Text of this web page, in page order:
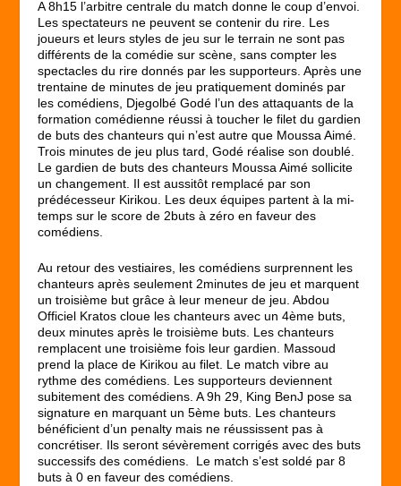
A 8h15 l’arbitre centrale du match donne le coup d’envoi.
Les spectateurs ne peuvent se contenir du rire. Les
joueurs et leurs styles de jeu sur le terrain ne sont pas
différents de la comédie sur scène, sans compter les
spectacles du rire donnés par les supporteurs. Après une
trentaine de minutes de jeu pratiquement dominés par
les comédiens, Djegolbé Godé l’un des attaquants de la
formation comédienne réussi à toucher le filet du gardien
de buts des chanteurs qui n’est autre que Moussa Aimé.
Trois minutes de jeu plus tard, Godé réalise son doublé.
Le gardien de buts des chanteurs Moussa Aimé sollicite
un changement. Il est aussitôt remplacé par son
prédécesseur Kirikou. Les deux équipes partent à la mi-
temps sur le score de 2buts à zéro en faveur des
comédiens.
Au retour des vestiaires, les comédiens surprennent les
chanteurs après seulement 2minutes de jeu et marquent
un troisième but grâce à leur meneur de jeu. Abdou
Officiel Kratos cloue les chanteurs avec un 4ème buts,
deux minutes après le troisième buts. Les chanteurs
remplacent une troisième fois leur gardien. Massoud
prend la place de Kirikou au filet. Le match vibre au
rythme des comédiens. Les supporteurs deviennent
subitement des comédiens. A 9h 29, King BenJ pose sa
signature en marquant un 5ème buts. Les chanteurs
bénéficient d’un penalty mais ne réussissent pas à
concrétiser. Ils seront sévèrement corrigés avec des buts
successifs des comédiens. Le match s’est soldé par 8
buts à 0 en faveur des comédiens.